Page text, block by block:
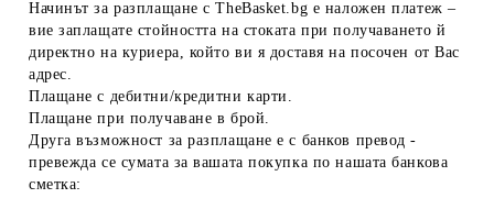
Начинът за разплащане с TheBasket.bg е наложен платеж –
вие заплащате стойността на стоката при получаването й
директно на куриера, който ви я доставя на посочен от Вас
адрес.
Плащане с дебитни/кредитни карти .
Плащане при получаване в брой.
Друга възможност за разплащане е с банков превод -
превежда се сумата за вашата покупка по нашата банкова
сметка: